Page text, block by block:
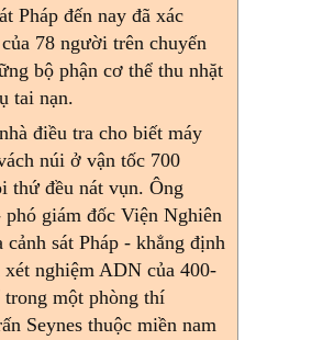
Pháp đến nay đã xác
78 người trên chuyến
bộ phận cơ thể thu nhặt
tai nạn.
điều tra cho biết máy
núi ở vận tốc 700
thứ đều nát vụn. Ông
giám đốc Viện Nghiên
sát Pháp - khẳng định
xét nghiệm ADN của 400-
một phòng thí
Seynes thuộc miền nam